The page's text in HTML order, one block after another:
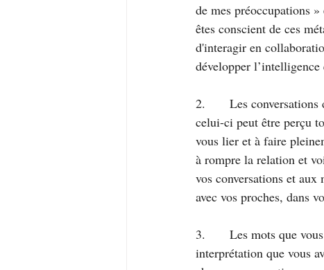
de mes préoccupations
êtes conscient de ces
d'interagir en
développer
2.       Les conversations
celui-ci peut être perçu
vous lier et à faire
à rompre la relation et
vos conversations et aux
avec vos proches, dans
3.       Les mots que
interprétation que vous